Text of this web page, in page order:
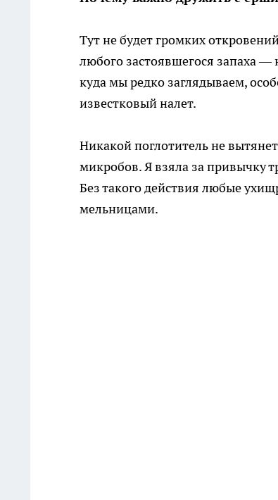
Тут не будет громких
любого застоявшегося запаха
куда мы редко заглядываем,
известковый налет.
Никакой поглотитель не
микробов. Я взяла за привычку
Без такого действия любые
мельницами.